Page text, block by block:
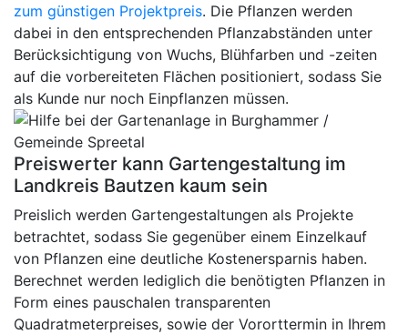
zum günstigen Projektpreis. Die Pflanzen werden
dabei in den entsprechenden Pflanzabständen unter
Berücksichtigung von Wuchs, Blühfarben und -zeiten
auf die vorbereiteten Flächen positioniert, sodass Sie
als Kunde nur noch Einpflanzen müssen.
Preiswerter kann Gartengestaltung im
Landkreis Bautzen kaum sein
Preislich werden Gartengestaltungen als Projekte
betrachtet, sodass Sie gegenüber einem Einzelkauf
von Pflanzen eine deutliche Kostenersparnis haben.
Berechnet werden lediglich die benötigten Pflanzen in
Form eines pauschalen transparenten
Quadratmeterpreises, sowie der Vororttermin in Ihrem